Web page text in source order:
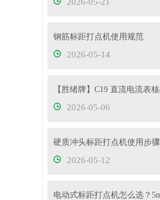
钢筋标距打点机使用规范
2026-05-14
2026-05-06
硬质冲头标距打点机使用步骤
2026-05-12